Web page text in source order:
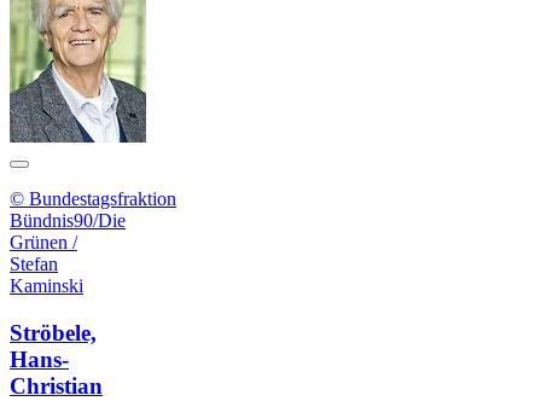
© Bundestagsfraktion
Bündnis90/Die
Grünen /
Stefan
Kaminski
Ströbele,
Hans-
Christian